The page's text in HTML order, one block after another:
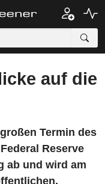
auf die
Termin des
Reserve
ab und wird am